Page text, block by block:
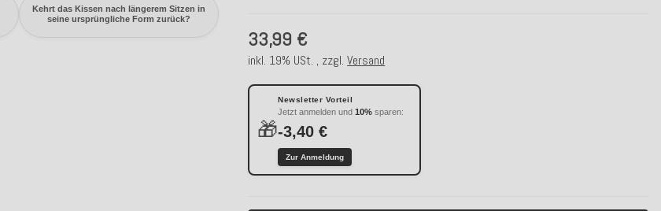
Kehrt das Kissen nach längerem Sitzen in
seine ursprüngliche Form zurück?
33,99 €
inkl. 19% USt. , zzgl.Versand
🎁
Newsletter Vorteil
Jetzt anmelden und10% sparen:
-3,40 €
Zur Anmeldung